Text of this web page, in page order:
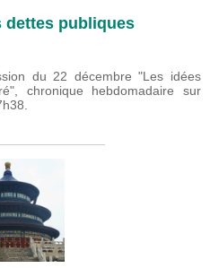
dettes publiques
du 22 décembre "Les idées
chronique hebdomadaire sur